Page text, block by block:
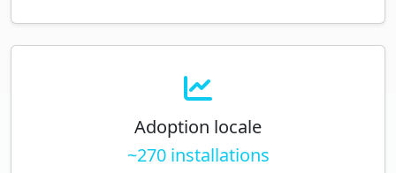
Adoption locale
~270 installations